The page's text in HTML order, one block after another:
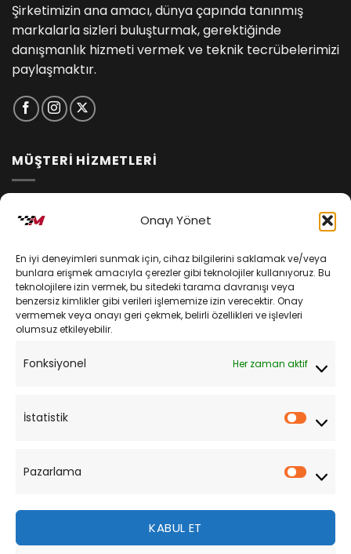
Onayı Yönet
En iyi deneyimleri sunmak için, cihaz bilgilerini saklamak ve/veya
bunlara erişmek amacıyla çerezler gibi teknolojiler kullanıyoruz. Bu
teknolojilere izin vermek, bu sitedeki tarama davranışı veya
benzersiz kimlikler gibi verileri işlememize izin verecektir. Onay
vermemek veya onayı geri çekmek, belirli özellikleri ve işlevleri
olumsuz etkileyebilir.
Fonksiyonel Her zaman aktif
İstatistik
Pazarlama
KABUL ET
Şirketimizin ana amacı, dünya çapında tanınmış
markalarla sizleri buluşturmak, gerektiğinde
danışmanlık hizmeti vermek ve teknik tecrübelerimizi
paylaşmaktır.
MÜŞTERİ HİZMETLERİ
Kişisel Verilerin Korunması
Mesafeli Satış Sözleşmesi
Sipariş Takibi